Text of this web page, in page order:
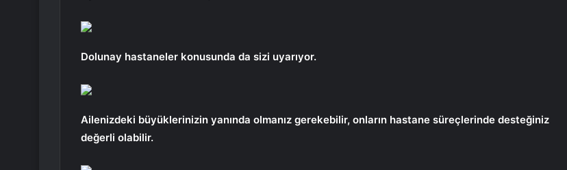
Dolunay hastaneler konusunda da sizi uyarıyor.
Ailenizdeki büyüklerinizin yanında olmanız gerekebilir, onların hastane süreçlerinde desteğiniz
değerli olabilir.